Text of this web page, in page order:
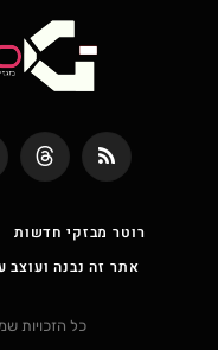
RSS
Threads
רוטר מבזקי חדשות
אתר זה נבנה ועוצב
כל הזכויות